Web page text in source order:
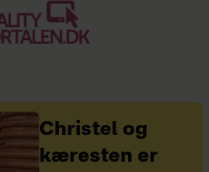
Christel og
kæresten er